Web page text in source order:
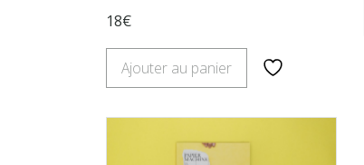
18€
Ajouter au panier